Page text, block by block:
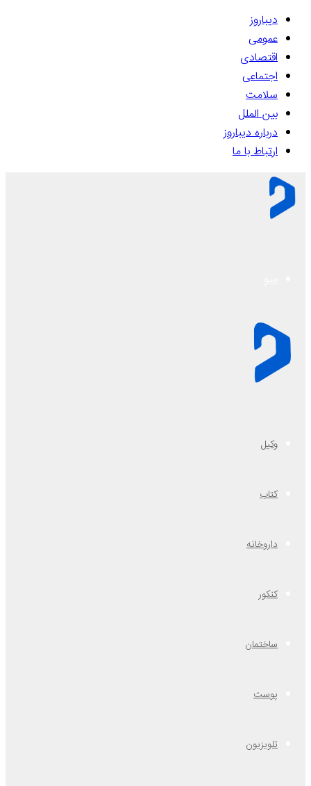
دیباروز
عمومی
اقتصادی
اجتماعی
سلامت
بین الملل
درباره دیباروز
ارتباط با ما
وکیل
کتاب
داروخانه
کنکور
ساختمان
پوست
تلویزیون